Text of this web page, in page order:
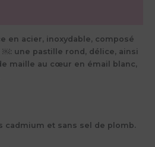
en acier, inoxydable, composé
une pastille rond, délice, ainsi
maille au cœur en émail blanc,
cadmium et sans sel de plomb.